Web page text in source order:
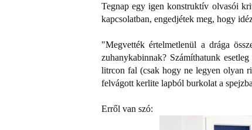
Tegnap egy igen konstruktív olvasói
kapcsolatban, engedjétek meg, hogy
"Megvették értelmetlenül a drága
zuhanykabinnak? Számíthatunk
litrcon fal (csak hogy ne legyen olyan
felvágott kerlite lapból burkolat a
Erről van szó: